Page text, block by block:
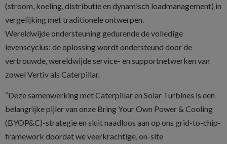
(stroom, koeling, distributie en dynamisch loadmanagement) in
vergelijking met traditionele ontwerpen.
Wereldwijde ondersteuning gedurende de volledige
levenscyclus: de oplossing wordt ondersteund door de
vertrouwde, wereldwijde service- en supportnetwerken van
zowel Vertiv als Caterpillar.
“Deze samenwerking met Caterpillar en Solar Turbines is een
belangrijke pijler van onze Bring Your Own Power & Cooling
(BYOP&C)-strategie en sluit naadloos aan op ons grid-to-chip-
framework doordat we veerkrachtige, on-site